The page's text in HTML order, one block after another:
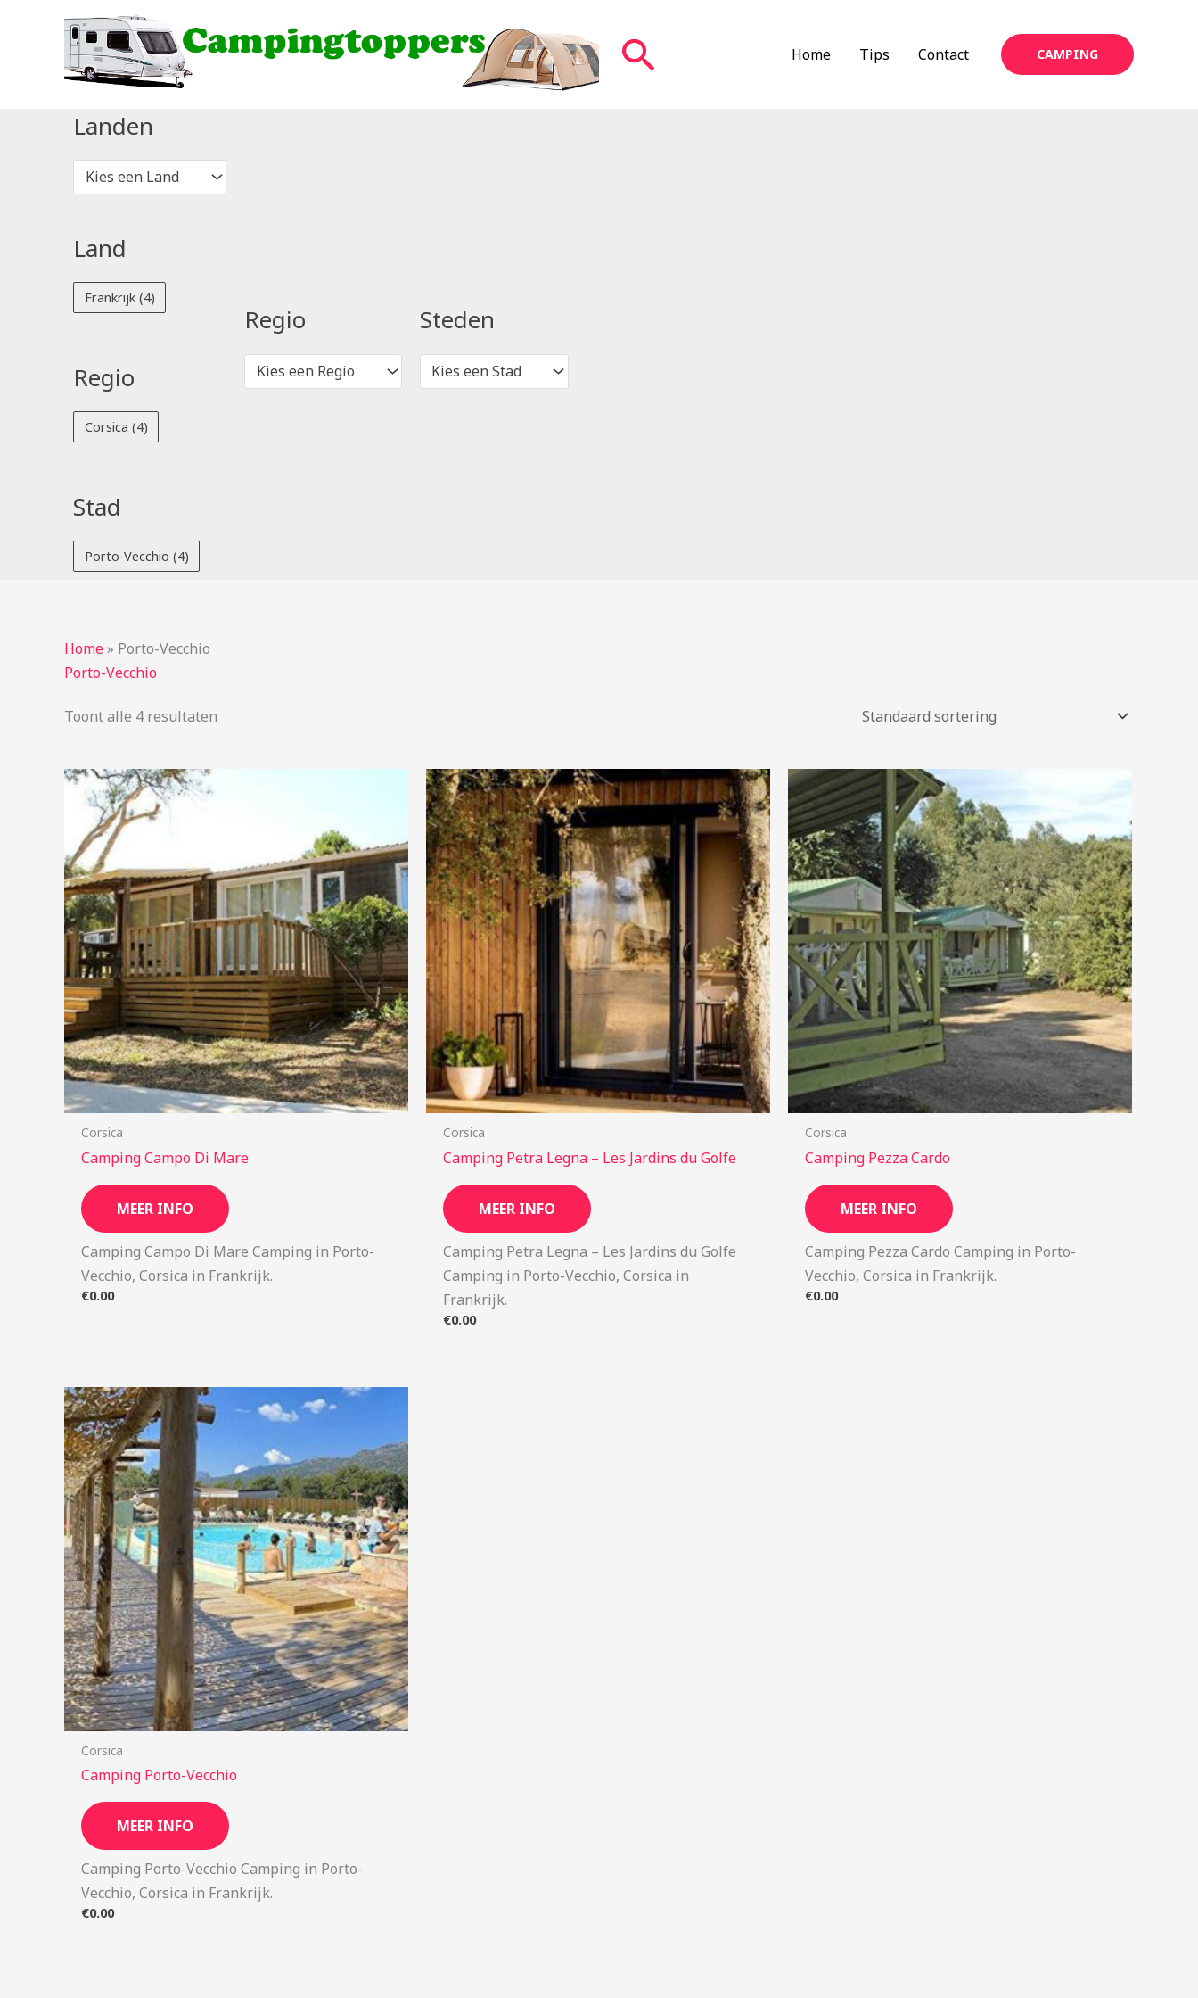
Zoeken Home Tips Contact CAMPING
Landen
Kies een Land
Land
Frankrijk (4)
Regio
Corsica (4)
Stad
Porto-Vecchio (4)
Regio
Kies een Regio
Steden
Kies een Stad
Home» Porto-Vecchio
Porto-Vecchio
Toont alle 4 resultaten
Corsica
Camping Campo Di Mare
MEER INFO
Camping Campo Di Mare Camping in Porto-
Vecchio, Corsica in Frankrijk.
€0.00
Corsica
Camping Petra Legna – Les Jardins du Golfe
MEER INFO
Camping Petra Legna – Les Jardins du Golfe
Camping in Porto-Vecchio, Corsica in
Frankrijk.
€0.00
Corsica
Camping Pezza Cardo
MEER INFO
Camping Pezza Cardo Camping in Porto-
Vecchio, Corsica in Frankrijk.
€0.00
Corsica
Camping Porto-Vecchio
MEER INFO
Camping Porto-Vecchio Camping in Porto-
Vecchio, Corsica in Frankrijk.
€0.00